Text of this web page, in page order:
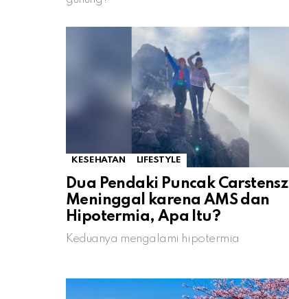
KESEHATAN LIFESTYLE
Dua Pendaki Puncak Carstensz
Meninggal karena AMS dan
Hipotermia, Apa Itu?
Keduanya mengalami hipotermia